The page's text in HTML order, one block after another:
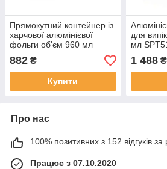
Прямокутний контейнер із
харчової алюмінієвої
фольги об'єм 960 мл
SP64L (NEW) 100 шт/уп.
882 ₴
Купити
для
мл
1 488
Про нас
100% позитивних з 152 відгуків за
Працює з 07.10.2020